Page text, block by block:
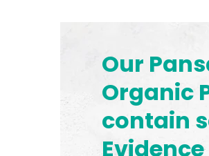
Our
Organic
contain